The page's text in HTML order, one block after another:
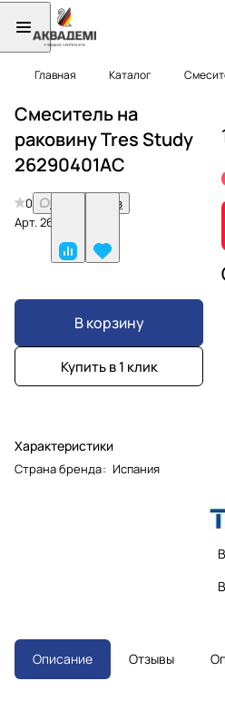
Главная Каталог
Смеситель на
раковину Tres Study
26290401AC
0
Нет отзывов
Арт.26290401AC
В корзину
Купить в 1 клик
Характеристики
Страна бренда: Испания
Описание Отзывы